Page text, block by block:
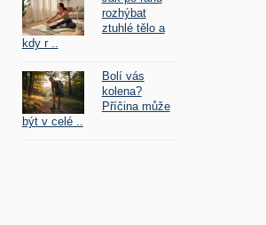
rozhýbat
ztuhlé tělo a
kdy r ..
Bolí vás
kolena?
Příčina může
být v celé ..